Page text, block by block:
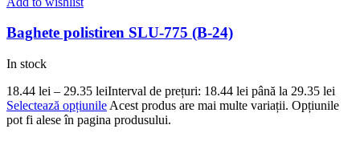
Baghete polistiren SLU-775 (B-24)
In stock
18.44 lei – 29.35 leiInterval de prețuri: 18.44 lei până la 29.35 lei
Selectează opțiunile Acest produs are mai multe variații. Opțiunile
pot fi alese în pagina produsului.